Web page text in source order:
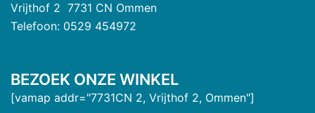
Vrijthof 2 7731 CN Ommen
Telefoon: 0529 454972
BEZOEK ONZE WINKEL
[vamap addr="7731CN 2, Vrijthof 2, Ommen"]